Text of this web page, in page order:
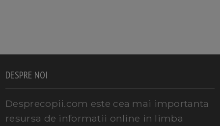
DESPRE NOI
Desprecopii.com este cea mai importanta
resursa de informatii online in limba